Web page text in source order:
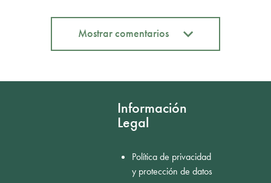
Mostrar comentarios
Información
Legal
Política de privacidad
y protección de datos